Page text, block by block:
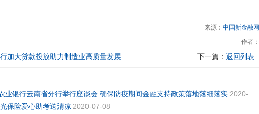
来源： 中国新金融网
作者：
加大贷款投放助力制造业高质量发展 下一篇： 返回列表
业银行云南省分行举行座谈会 确保防疫期间金融支持政策落地落细落实 2020-
保险爱心助考送清凉 2020-07-08